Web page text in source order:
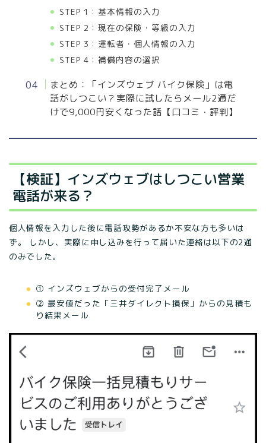
STEP 1：基本情報の入力
STEP 2：現在の保険・等級の入力
STEP 3：運転者・個人情報の入力
STEP 4：補償内容の選択
まとめ：「インズウェブ バイク保険」は電
話がしつこい？実際に試したらメール2通だ
けで9,000円安くなった話【口コミ・評判】
【検証】インズウェブはしつこい営業
電話が来る？
個人情報を入力した後に電話攻勢があるか不安な方も多いは
ず。 しかし、実際に申し込みを行って届いた連絡は以下の2通
のみでした。
① インズウェブからの受付完了メール
② 最安値だった「三井ダイレクト損保」からの見積も
り結果メール